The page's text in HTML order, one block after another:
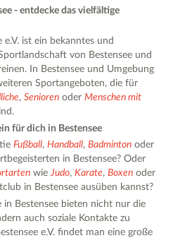
- entdecke das vielfältige
e.V. ist ein bekanntes und
von Bestensee und
In Bestensee und Umgebung
Sportangeboten, die für
,Senioren oderMenschen mit
für dich in Bestensee
Fußball,Handball,Badminton oder
in Bestensee? Oder
wieJudo,Karate,Boxen oder
in Bestensee ausüben kannst?
Bestensee bieten nicht nur die
auch soziale Kontakte zu
e.V. findet man eine große